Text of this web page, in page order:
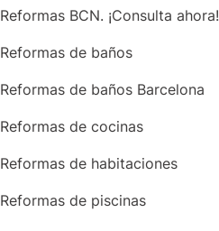
Reformas BCN. ¡Consulta ahora!
Reformas de baños
Reformas de baños Barcelona
Reformas de cocinas
Reformas de habitaciones
Reformas de piscinas